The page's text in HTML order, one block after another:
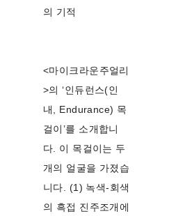
의 기적
<마이크라운주얼리
>의 ‘인듀런스(인
내, Endurance) 목
걸이’를 소개합니
다. 이 목걸이는 두
개의 얼굴을 가졌습
니다. (1) 녹색-회색
의 흑접 진주조개에